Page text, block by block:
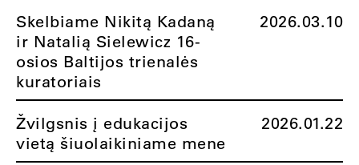
Skelbiame Nikitą Kadaną
ir Natalią Sielewicz 16-
osios Baltijos trienalės
kuratoriais
2026.03.10
Žvilgsnis į edukacijos
vietą šiuolaikiniame mene
2026.01.22